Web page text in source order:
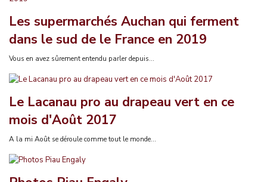
Les supermarchés Auchan qui ferment
dans le sud de le France en 2019
Vous en avez sûrement entendu parler depuis...
Le Lacanau pro au drapeau vert en ce
mois d'Août 2017
A la mi Août se déroule comme tout le monde...